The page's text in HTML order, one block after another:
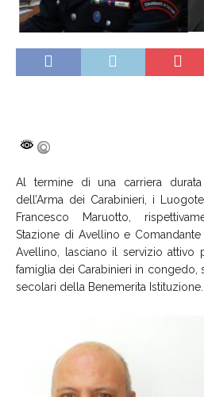
Al termine di una carriera
dell’Arma dei Carabinieri, i
Francesco Maruotto,
Stazione di Avellino e
Avellino, lasciano il servizio attivo
famiglia dei Carabinieri in congedo,
secolari della Benemerita Istituzione.